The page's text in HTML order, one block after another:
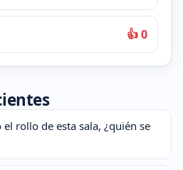
👍 0
rollo de esta sala, ¿quién se